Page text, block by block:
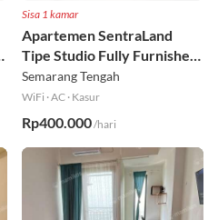
Sisa 1 kamar
Apartemen SentraLand
Tipe Studio Fully Furnished
Lt 8
Semarang Tengah
WiFi ·AC · Kasur
Rp400.000/hari